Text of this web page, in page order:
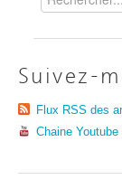
Suivez-
Flux RSS des
Chaine Youtube